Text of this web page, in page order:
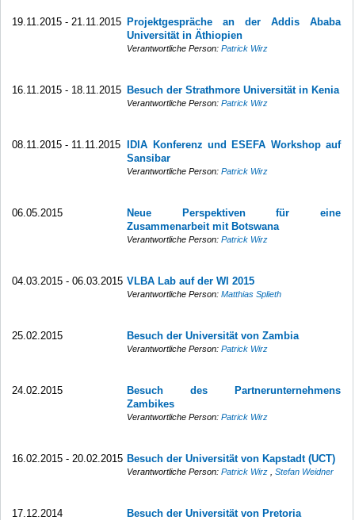
19.11.2015 - 21.11.2015 Projektgespräche an der Addis Ababa
Universität in Äthiopien
Verantwortliche Person:Patrick Wirz
16.11.2015 - 18.11.2015 Besuch der Strathmore Universität in Kenia
Verantwortliche Person:Patrick Wirz
08.11.2015 - 11.11.2015
IDIA Konferenz und ESEFA Workshop auf
Sansibar
Verantwortliche Person:Patrick Wirz
06.05.2015
Neue Perspektiven für eine
Zusammenarbeit mit Botswana
Verantwortliche Person:Patrick Wirz
04.03.2015 - 06.03.2015 VLBA Lab auf der WI 2015
Verantwortliche Person:Matthias Splieth
25.02.2015 Besuch der Universität von Zambia
Verantwortliche Person:Patrick Wirz
24.02.2015
Besuch des Partnerunternehmens
Zambikes
Verantwortliche Person:Patrick Wirz
16.02.2015 - 20.02.2015 Besuch der Universität von Kapstadt (UCT)
Verantwortliche Person:Patrick Wirz ,Stefan Weidner
17.12.2014 Besuch der Universität von Pretoria